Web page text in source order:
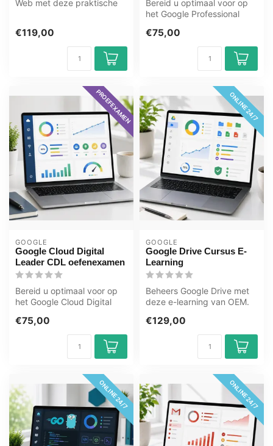
Web met deze praktische
€119,00
Bereid u optimaal voor op
het Google Professional
met het...
€75,00
PROEFEXAMEN
GOOGLE
Google Cloud Digital
Leader CDL oefenexamen
Bereid u optimaal voor op
het Google Cloud Digital
het GMe...
€75,00
ONLINE 24/7
GOOGLE
Google Drive Cursus E-
Learning
Beheers Google Drive met
deze e-learning van OEM.
wannee...
€129,00
ONLINE 24/7 ONLINE 24/7